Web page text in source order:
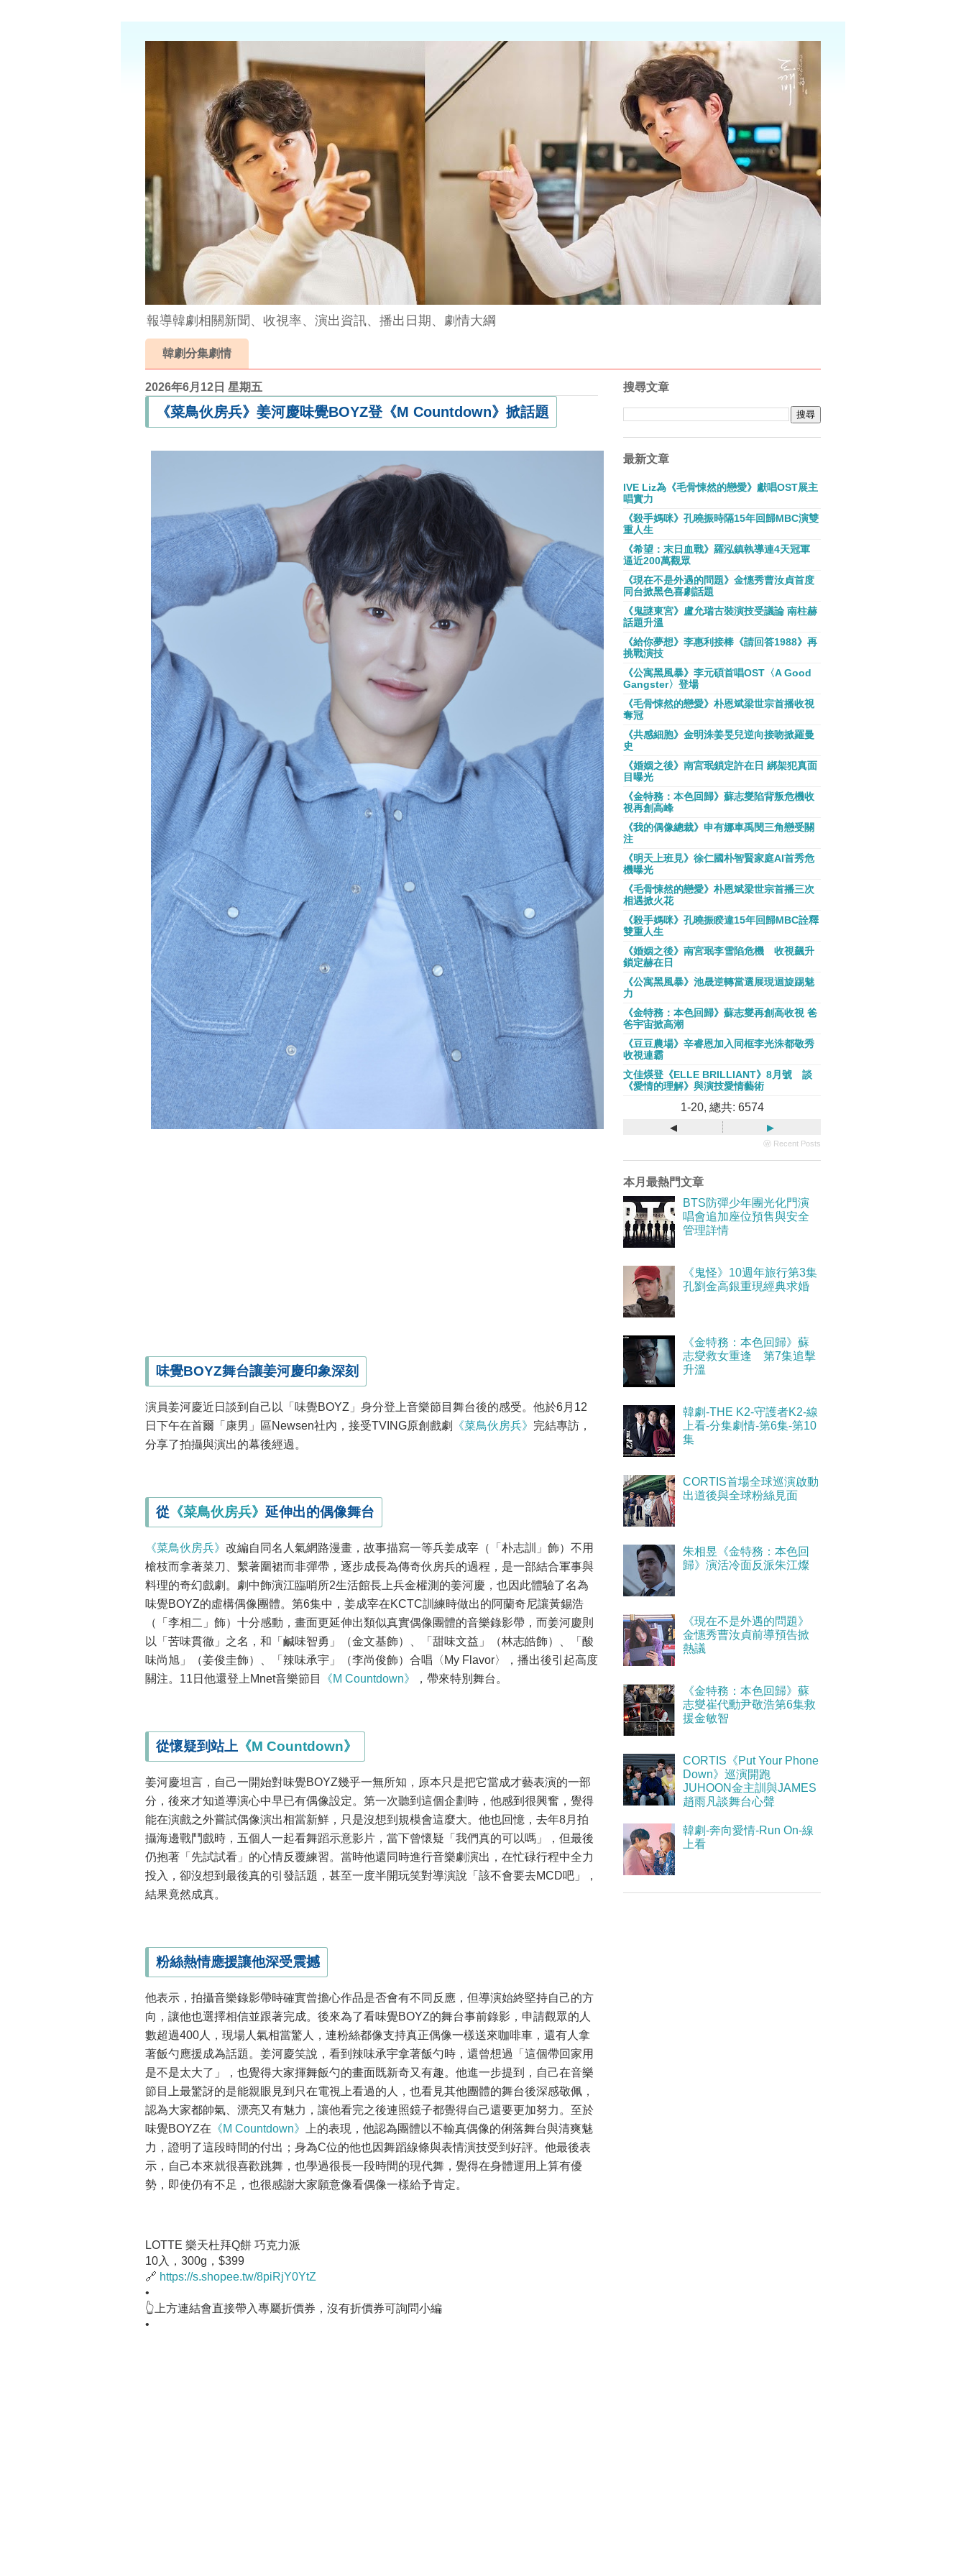
報導韓劇相關新聞、收視率、演出資訊、播出日期、劇情大綱
韓劇分集劇情
2026年6月12日 星期五
《菜鳥伙房兵》姜河慶味覺BOYZ登《M Countdown》掀話題
味覺BOYZ舞台讓姜河慶印象深刻
演員姜河慶近日談到自己以「味覺BOYZ」身分登上音樂節目舞台後的感受。他於6月12
日下午在首爾「康男」區Newsen社內，接受TVING原創戲劇
《菜鳥伙房兵》 完結專訪，
分享了拍攝與演出的幕後經過。
從 《菜鳥伙房兵》 延伸出的偶像舞台
《菜鳥伙房兵》 改編自同名人氣網路漫畫，故事描寫一等兵姜成宰（「朴志訓」飾）不用
槍枝而拿著菜刀、繫著圍裙而非彈帶，逐步成長為傳奇伙房兵的過程，是一部結合軍事與
料理的奇幻戲劇。劇中飾演江臨哨所2生活館長上兵金權測的姜河慶，也因此體驗了名為
味覺BOYZ的虛構偶像團體。第6集中，姜成宰在KCTC訓練時做出的阿蘭奇尼讓黃錫浩
（「李相二」飾）十分感動，畫面更延伸出類似真實偶像團體的音樂錄影帶，而姜河慶則
以「苦味貫徹」之名，和「鹹味智勇」（金文基飾）、「甜味文益」（林志皓飾）、「酸
味尚旭」（姜俊圭飾）、「辣味承宇」（李尚俊飾）合唱〈My Flavor〉，播出後引起高度
關注。11日他還登上Mnet音樂節目
《M Countdown》 ，帶來特別舞台。
從懷疑到站上 《M Countdown》
姜河慶坦言，自己一開始對味覺BOYZ幾乎一無所知，原本只是把它當成才藝表演的一部
分，後來才知道導演心中早已有偶像設定。第一次聽到這個企劃時，他感到很興奮，覺得
能在演戲之外嘗試偶像演出相當新鮮，只是沒想到規模會這麼大。他也回憶，去年8月拍
攝海邊戰鬥戲時，五個人一起看舞蹈示意影片，當下曾懷疑「我們真的可以嗎」，但最後
仍抱著「先試試看」的心情反覆練習。當時他還同時進行音樂劇演出，在忙碌行程中全力
投入，卻沒想到最後真的引發話題，甚至一度半開玩笑對導演說「該不會要去MCD吧」，
結果竟然成真。
粉絲熱情應援讓他深受震撼
他表示，拍攝音樂錄影帶時確實曾擔心作品是否會有不同反應，但導演始終堅持自己的方
向，讓他也選擇相信並跟著完成。後來為了看味覺BOYZ的舞台事前錄影，申請觀眾的人
數超過400人，現場人氣相當驚人，連粉絲都像支持真正偶像一樣送來咖啡車，還有人拿
著飯勺應援成為話題。姜河慶笑說，看到辣味承宇拿著飯勺時，還曾想過「這個帶回家用
是不是太大了」，也覺得大家揮舞飯勺的畫面既新奇又有趣。他進一步提到，自己在音樂
節目上最驚訝的是能親眼見到只在電視上看過的人，也看見其他團體的舞台後深感敬佩，
認為大家都帥氣、漂亮又有魅力，讓他看完之後連照鏡子都覺得自己還要更加努力。至於
味覺BOYZ在 《M Countdown》
上的表現，他認為團體以不輸真偶像的俐落舞台與清爽魅
力，證明了這段時間的付出；身為C位的他也因舞蹈線條與表情演技受到好評。他最後表
示，自己本來就很喜歡跳舞，也學過很長一段時間的現代舞，覺得在身體運用上算有優
勢，即使仍有不足，也很感謝大家願意像看偶像一樣給予肯定。
LOTTE 樂天杜拜Q餅 巧克力派
10入，300g，$399
🔗 https://s.shopee.tw/8piRjY0YtZ
•
👆上方連結會直接帶入專屬折價券，沒有折價券可詢問小編
•
搜尋文章
最新文章
IVE Liz為《毛骨悚然的戀愛》獻唱OST展主
唱實力
《殺手媽咪》孔曉振時隔15年回歸MBC演雙
重人生
《希望：末日血戰》羅泓鎮執導連4天冠軍
逼近200萬觀眾
《現在不是外遇的問題》金憓秀曹汝貞首度
同台掀黑色喜劇話題
《鬼謎東宮》盧允瑞古裝演技受議論 南柱赫
話題升溫
《給你夢想》李惠利接棒《請回答1988》再
挑戰演技
《公寓黑風暴》李元碩首唱OST〈A Good
Gangster〉登場
《毛骨悚然的戀愛》朴恩斌梁世宗首播收視
奪冠
《共感細胞》金明洙姜旻兒逆向接吻掀羅曼
史
《婚姻之後》南宮珉鎖定許在日 綁架犯真面
目曝光
《金特務：本色回歸》蘇志燮陷背叛危機收
視再創高峰
《我的偶像總裁》申有娜車禹閔三角戀受關
注
《明天上班見》徐仁國朴智賢家庭AI首秀危
機曝光
《毛骨悚然的戀愛》朴恩斌梁世宗首播三次
相遇掀火花
《殺手媽咪》孔曉振睽違15年回歸MBC詮釋
雙重人生
《婚姻之後》南宮珉李雪陷危機 收視飆升
鎖定赫在日
《公寓黑風暴》池晟逆轉當選展現迴旋踢魅
力
《金特務：本色回歸》蘇志燮再創高收視 爸
爸宇宙掀高潮
《豆豆農場》辛睿恩加入同框李光洙都敬秀
收視連霸
文佳煐登《ELLE BRILLIANT》8月號 談
《愛情的理解》與演技愛情藝術
1-20, 總共: 6574
◂ ▸
ⓦ Recent Posts
本月最熱門文章
BTS防彈少年團光化門演
唱會追加座位預售與安全
管理詳情
《鬼怪》10週年旅行第3集
孔劉金高銀重現經典求婚
《金特務：本色回歸》蘇
志燮救女重逢 第7集追擊
升溫
韓劇-THE K2-守護者K2-線
上看-分集劇情-第6集-第10
集
CORTIS首場全球巡演啟動
出道後與全球粉絲見面
朱相昱《金特務：本色回
歸》演活冷面反派朱江燦
《現在不是外遇的問題》
金憓秀曹汝貞前導預告掀
熱議
《金特務：本色回歸》蘇
志燮崔代勳尹敬浩第6集救
援金敏智
CORTIS《Put Your Phone
Down》巡演開跑
JUHOON金主訓與JAMES
趙雨凡談舞台心聲
韓劇-奔向愛情-Run On-線
上看